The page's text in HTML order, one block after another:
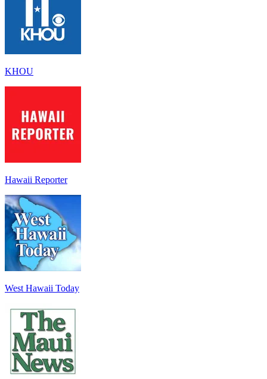
KHOU
Hawaii Reporter
West Hawaii Today